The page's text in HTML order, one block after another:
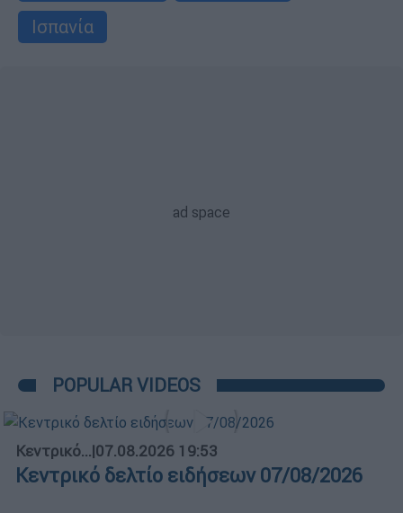
Ισπανία
POPULAR VIDEOS
Κεντρικό...|07.08.2026 19:53
Κεντρικό δελτίο ειδήσεων 07/08/2026